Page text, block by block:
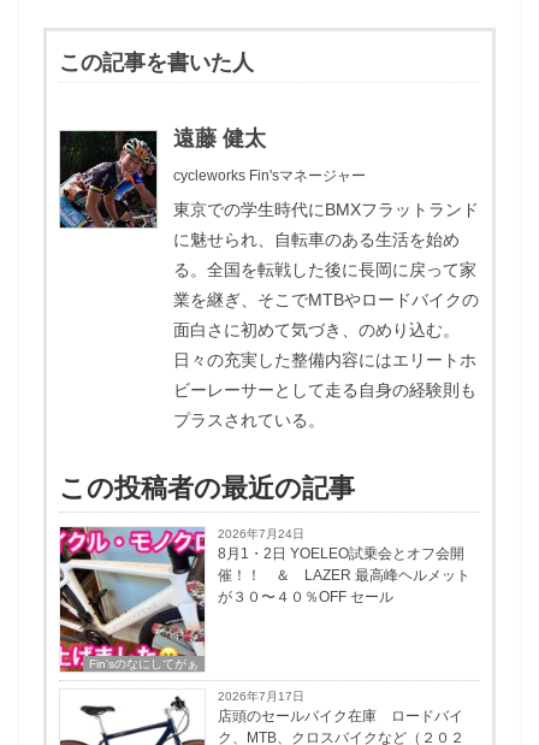
この記事を書いた人
遠藤 健太
cycleworks Fin'sマネージャー
東京での学生時代にBMXフラットランド
に魅せられ、自転車のある生活を始め
る。全国を転戦した後に長岡に戻って家
業を継ぎ、そこでMTBやロードバイクの
面白さに初めて気づき、のめり込む。
日々の充実した整備内容にはエリートホ
ビーレーサーとして走る自身の経験則も
プラスされている。
この投稿者の最近の記事
Fin'sのなにしてがぁ
2026年7月24日
8月1・2日 YOELEO試乗会とオフ会開
催！！ ＆ LAZER 最高峰ヘルメット
が３０〜４０％OFF セール
2026年7月17日
店頭のセールバイク在庫 ロードバイ
ク、MTB、クロスバイクなど（２０２